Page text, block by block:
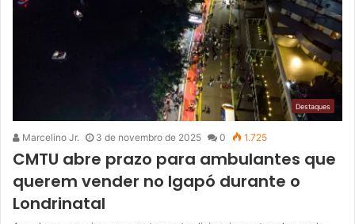
Destaques
Marcelino Jr. 3 de novembro de 2025 0 1.725
CMTU abre prazo para ambulantes que
querem vender no Igapó durante o
Londrinatal